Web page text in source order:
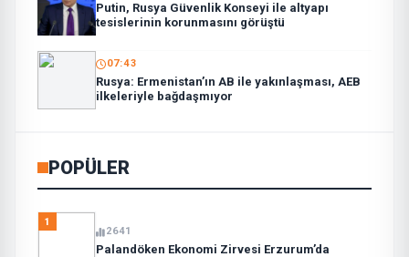
Putin, Rusya Güvenlik Konseyi ile altyapı
tesislerinin korunmasını görüştü
07:43
Rusya: Ermenistan’ın AB ile yakınlaşması, AEB
ilkeleriyle bağdaşmıyor
POPÜLER
1
2641
Palandöken Ekonomi Zirvesi Erzurum’da